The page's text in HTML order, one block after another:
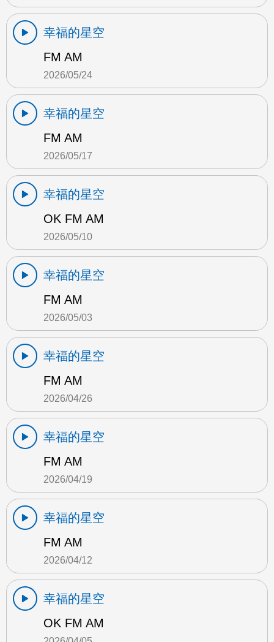
幸福的星空
FM AM
2026/05/24
幸福的星空
FM AM
2026/05/17
幸福的星空
OK FM AM
2026/05/10
幸福的星空
FM AM
2026/05/03
幸福的星空
FM AM
2026/04/26
幸福的星空
FM AM
2026/04/19
幸福的星空
FM AM
2026/04/12
幸福的星空
OK FM AM